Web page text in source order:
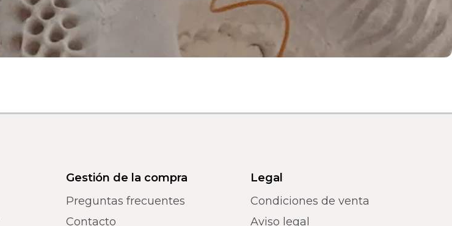
Gestión de la compra
Preguntas frecuentes
Contacto
Legal
Condiciones de venta
Aviso legal